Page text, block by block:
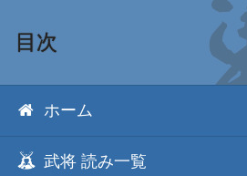
目次
ホーム
武将 読み一覧